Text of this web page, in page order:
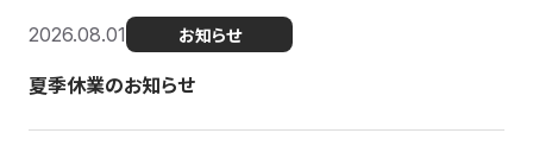
2026.08.01 お知らせ
夏季休業のお知らせ